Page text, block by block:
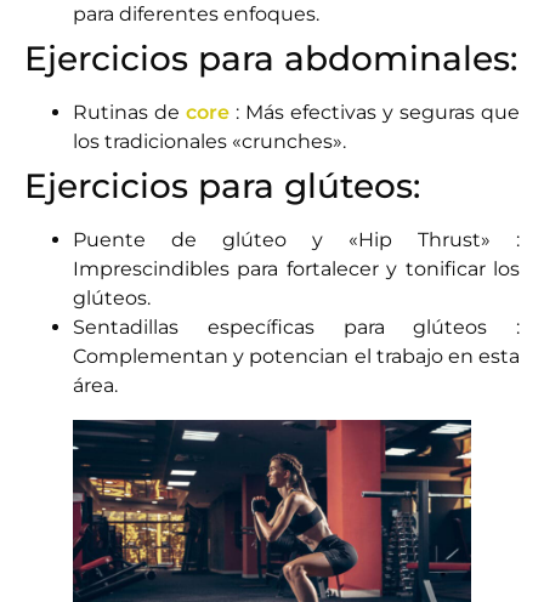
para diferentes enfoques.
Ejercicios para abdominales:
Rutinas de core : Más efectivas y seguras que
los tradicionales «crunches».
Ejercicios para glúteos:
Puente de glúteo y «Hip Thrust» :
Imprescindibles para fortalecer y tonificar los
glúteos.
Sentadillas específicas para glúteos :
Complementan y potencian el trabajo en esta
área.